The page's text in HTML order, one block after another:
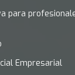
para
Empresarial